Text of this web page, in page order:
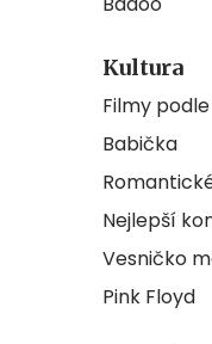
Kultura
Filmy
Babička
Nejlepší
Vesničko
Pink Floyd